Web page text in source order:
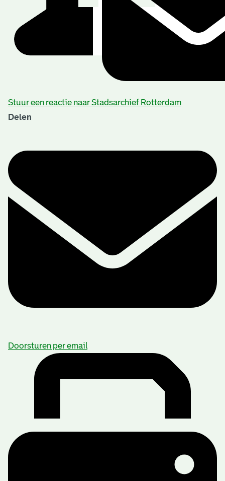
Stuur een reactie naar Stadsarchief Rotterdam
Delen
Doorsturen per email